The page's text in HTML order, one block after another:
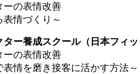
ーの表情改善
表情づくり～
ー養成スクール（日本フィ
ーの表情改善
表情を磨き接客に活かす方法～